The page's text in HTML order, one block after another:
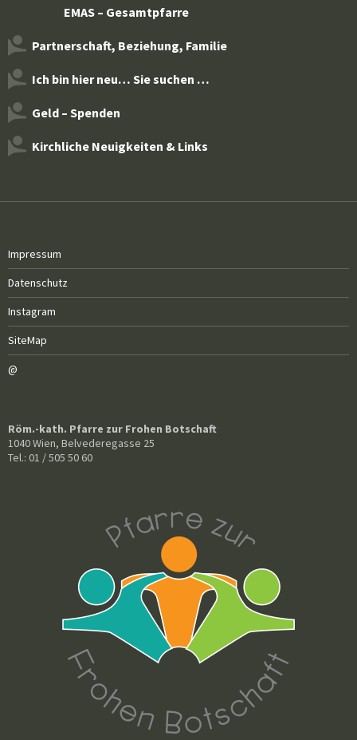
EMAS – Gesamtpfarre
Partnerschaft, Beziehung, Familie
Ich bin hier neu… Sie suchen …
Geld – Spenden
Kirchliche Neuigkeiten & Links
Impressum
Datenschutz
Instagram
SiteMap
@
Röm.-kath. Pfarre zur Frohen Botschaft
1040 Wien, Belvederegasse 25
Tel.: 01 / 505 50 60